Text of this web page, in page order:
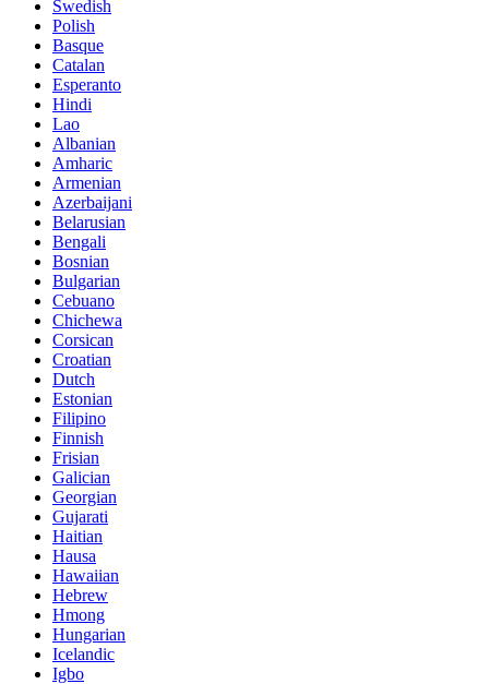
Swedish
Polish
Basque
Catalan
Esperanto
Hindi
Lao
Albanian
Amharic
Armenian
Azerbaijani
Belarusian
Bengali
Bosnian
Bulgarian
Cebuano
Chichewa
Corsican
Croatian
Dutch
Estonian
Filipino
Finnish
Frisian
Galician
Georgian
Gujarati
Haitian
Hausa
Hawaiian
Hebrew
Hmong
Hungarian
Icelandic
Igbo